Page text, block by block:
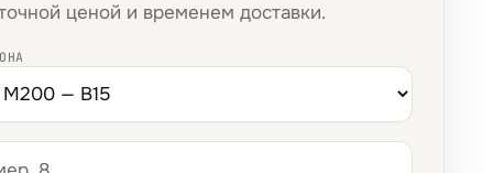
ценой и временем доставки.